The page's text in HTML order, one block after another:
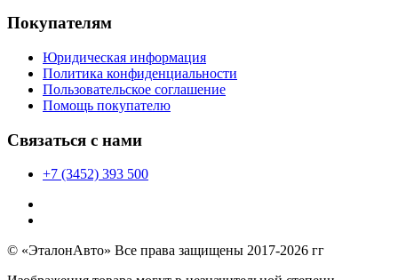
Покупателям
Юридическая информация
Политика конфиденциальности
Пользовательское соглашение
Помощь покупателю
Связаться с нами
+7 (3452) 393 500
© «ЭталонАвто» Все права защищены 2017-2026 гг